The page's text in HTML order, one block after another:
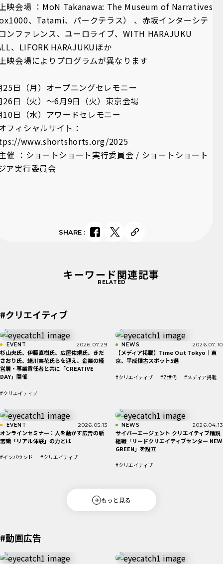
映会場 ：MoN Takanawa: The Museum of Narratives
、Tatami、パークテラス） 、赤坂インターシテ
ンファレンス、ユーロライブ、WITH HARAJUKU
、LIFORK HARAJUKUほか
映会場によりプログラムが異なります
25日（月）オープニングセレモニー
26日（火）～6月9日（火）東京会場
10日（水）アワードセレモニー
フィシャルサイト：
www.shortshorts.org/2025
催 ：ショートショート実行委員会 / ショートショート
ア実行委員会
SHARE:
キーワード関連記事
RELATED
#クリエイティブ
もっと見る
EVENT 2026.07.29
杉山央氏、伊藤直樹氏、広屋佑規氏、きだ
さおり氏、蜷川実花氏らを迎え、企業の経
営層・事業責任者と共に「CREATIVE
DAY」開催
#クリエイティブ
NEWS 2026.07.10
【メディア掲載】Time Out Tokyo｜東
京、平成懐古スポット5選
#クリエイティブ #Z世代 #メディア掲載
EVENT 2026.05.13
オンラインセミナー：人を動かす広告の新
常識「リアル体験」の力とは
#インバウンド #クリエイティブ
NEWS 2026.04.13
サイバーエージェント クリエイティブ精鋭
組織「リードクリエイティブセンター NEW
GREEN」を設立
#クリエイティブ
#動画広告